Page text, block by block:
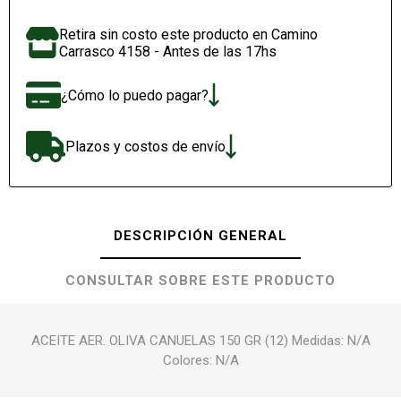
Retira sin costo este producto en Camino
Carrasco 4158 - Antes de las 17hs
¿Cómo lo puedo pagar?
Plazos y costos de envío
DESCRIPCIÓN GENERAL
CONSULTAR SOBRE ESTE PRODUCTO
ACEITE AER. OLIVA CANUELAS 150 GR (12) Medidas: N/A
Colores: N/A